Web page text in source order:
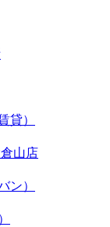
貸）
山店
ン）